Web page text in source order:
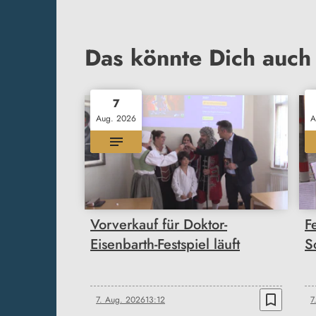
Das könnte Dich
7
Aug. 2026
Vorverkauf für Doktor-
Eisenbarth-Festspiel läuft
7. Aug. 202613:12 bookmark_border